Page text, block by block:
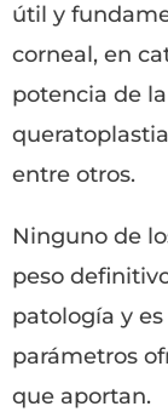
útil y
corneal, en
potencia de
entre otros.
Ninguno de
peso
patología y
parámetros
que aportan.